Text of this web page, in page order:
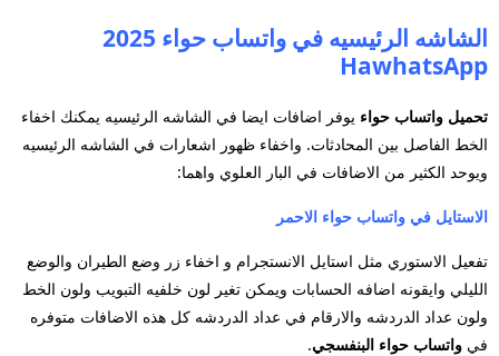
الشاشه الرئيسيه في واتساب حواء 2025
HawhatsApp
تحميل واتساب حواء يوفر اضافات ايضا في الشاشه الرئيسيه يمكنك اخفاء
الخط الفاصل بين المحادثات. واخفاء ظهور اشعارات في الشاشه الرئيسيه
ويوحد الكثير من الاضافات في البار العلوي واهما:
الاستايل في واتساب حواء الاحمر
تفعيل الاستوري مثل استايل الانستجرام و اخفاء زر وضع الطيران والوضع
الليلي وايقونه اضافه الحسابات ويمكن تغير لون خلفيه التبويب ولون الخط
ولون عداد الدردشه والارقام في عداد الدردشه كل هذه الاضافات متوفره
في واتساب حواء البنفسجي.